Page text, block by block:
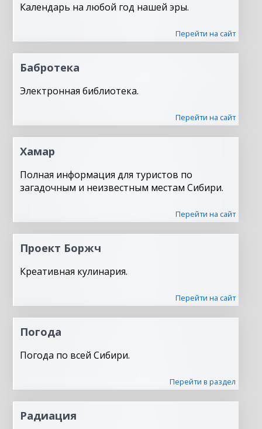
Календарь на любой год нашей эры.
Перейти на сайт
Бабротека
Электронная библиотека.
Перейти на сайт
Хамар
Полная информация для туристов по
загадочным и неизвестным местам Сибири.
Перейти на сайт
Проект Боржч
Креативная кулинария.
Перейти на сайт
Погода
Погода по всей Сибири.
Перейти в раздел
Радиация